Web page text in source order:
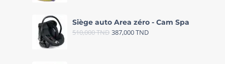
Siège auto Area zéro - Cam Spa
510,000TND 387,000TND